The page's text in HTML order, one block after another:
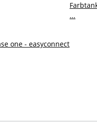
one - easyconnect
...